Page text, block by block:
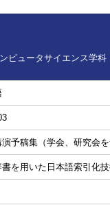
ピュータサイエンス学科
演予稿集（学会、研究会
書を用いた日本語索引化